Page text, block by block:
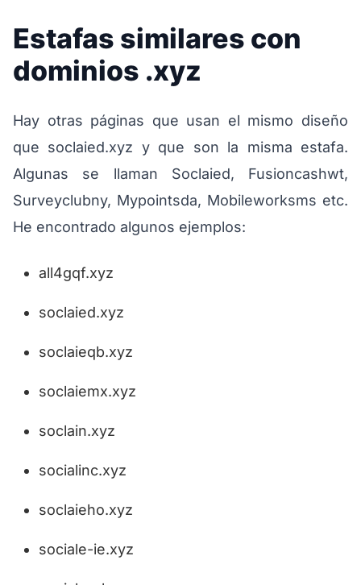
Estafas similares con
dominios .xyz
Hay otras páginas que usan el mismo diseño
que soclaied.xyz y que son la misma estafa.
Algunas se llaman Soclaied, Fusioncashwt,
Surveyclubny, Mypointsda, Mobileworksms etc.
He encontrado algunos ejemplos:
all4gqf.xyz
soclaied.xyz
soclaieqb.xyz
soclaiemx.xyz
soclain.xyz
socialinc.xyz
soclaieho.xyz
sociale-ie.xyz